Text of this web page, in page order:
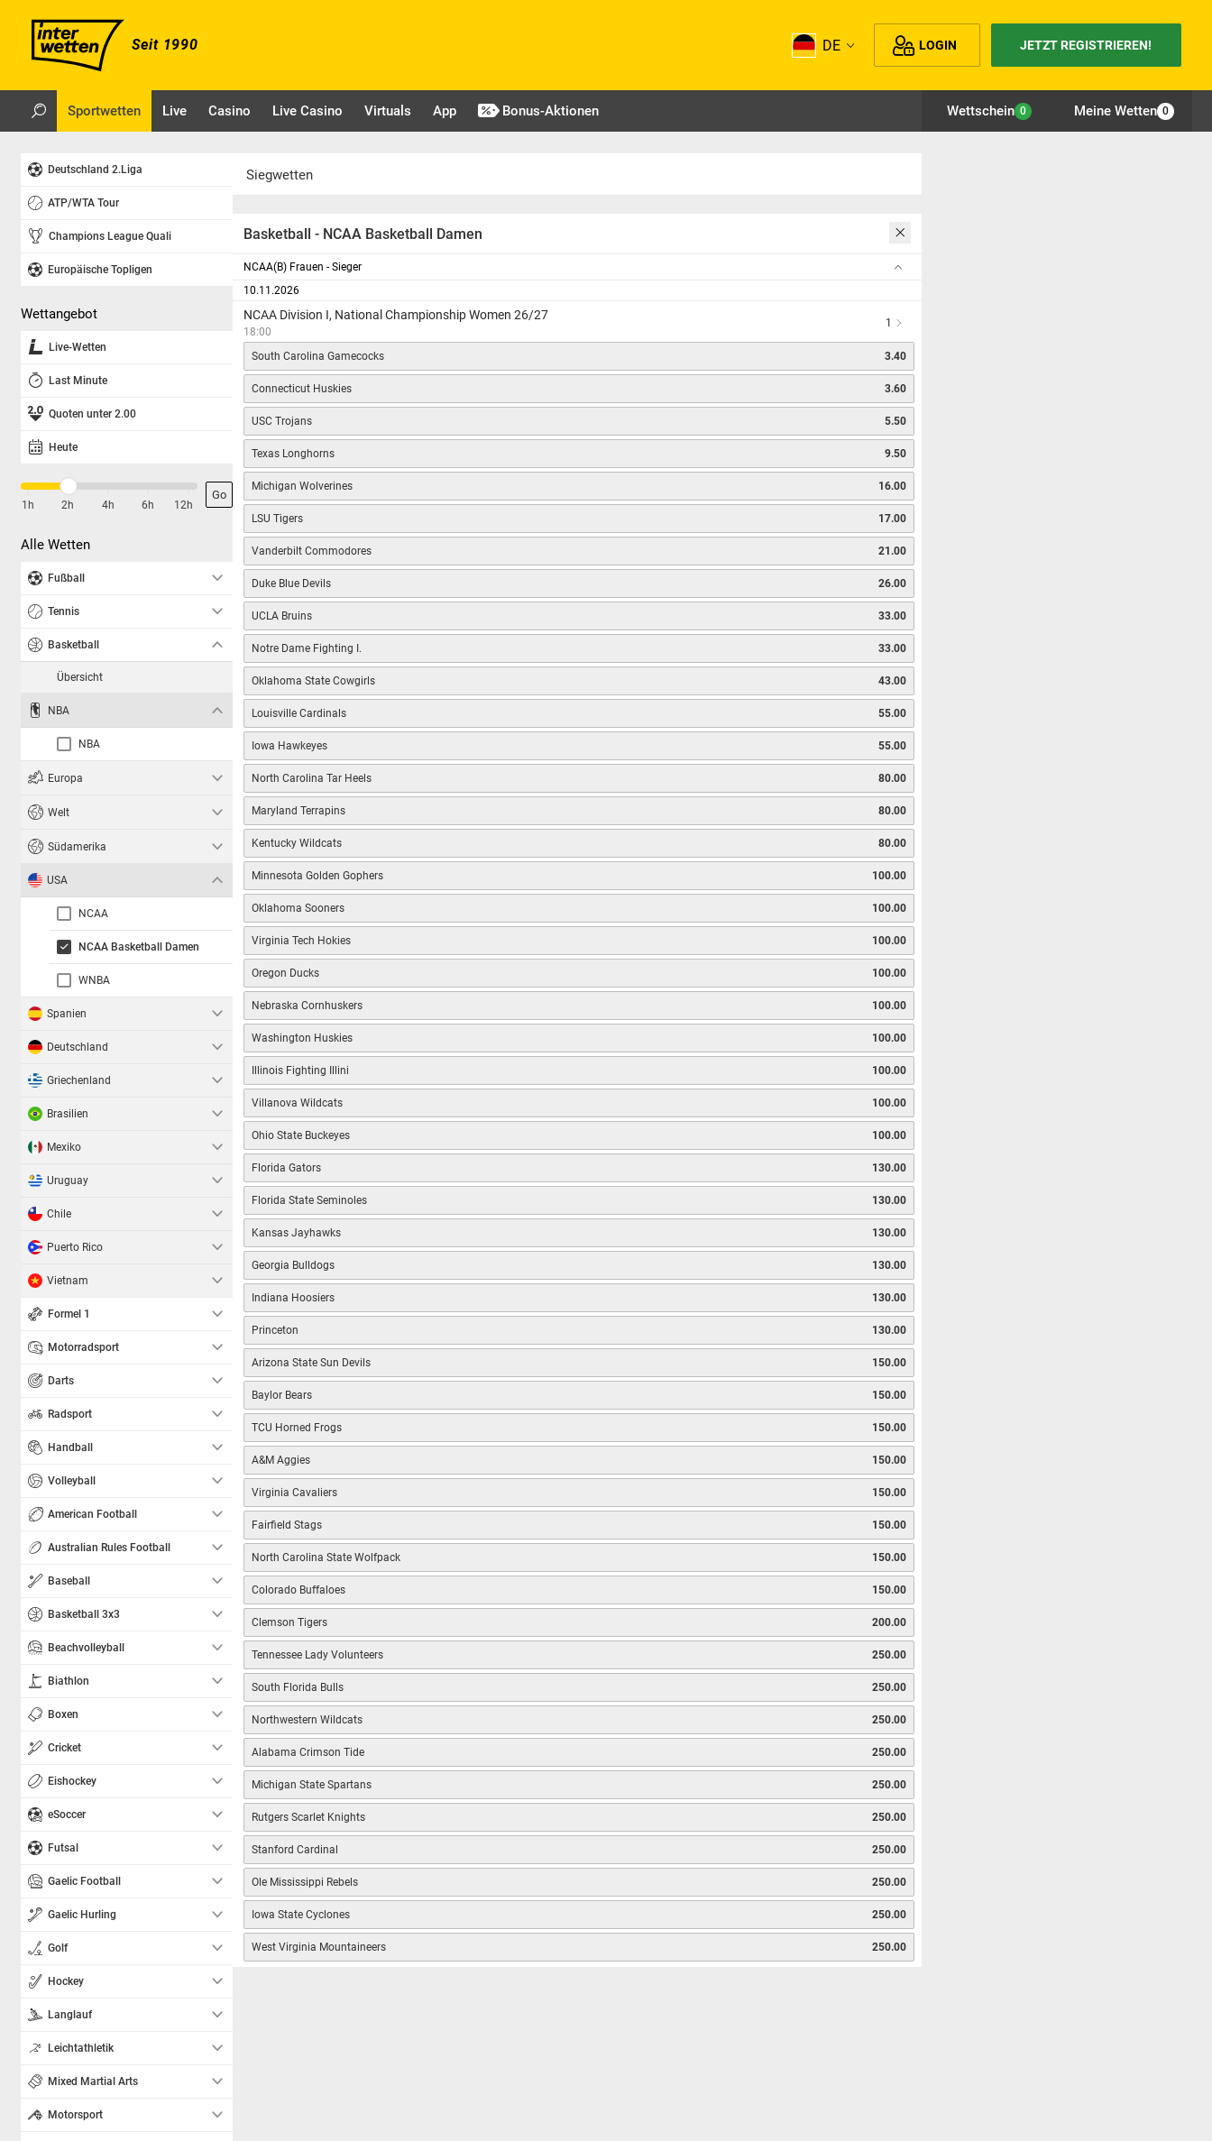
Seit 1990 DE LOGIN JETZT REGISTRIEREN!
Wettschein 0 Meine Wetten 0
Sportwetten Live Casino Live Casino Virtuals App Bonus-Aktionen
Deutschland 2.Liga
ATP/WTA Tour
Champions League Quali
Europäische Topligen
Wettangebot
Live-Wetten
Last Minute
Quoten unter 2.00
Heute
|
1h 2h 4h 6h 12h
Go
Alle Wetten
Fußball
Tennis
Basketball
Übersicht
NBA
NBA
Europa
Welt
Südamerika
USA
NCAA
NCAA Basketball Damen
WNBA
Spanien
Deutschland
Griechenland
Brasilien
Mexiko
Uruguay
Chile
Puerto Rico
Vietnam
Formel 1
Motorradsport
Darts
Radsport
Handball
Volleyball
American Football
Australian Rules Football
Baseball
Basketball 3x3
Beachvolleyball
Biathlon
Boxen
Cricket
Eishockey
eSoccer
Futsal
Gaelic Football
Gaelic Hurling
Golf
Hockey
Langlauf
Leichtathletik
Mixed Martial Arts
Motorsport
Siegwetten
Basketball - NCAA Basketball Damen
NCAA(B) Frauen - Sieger
10.11.2026
NCAA Division I, National Championship Women 26/27
18:00
1
South Carolina Gamecocks 3.40
Connecticut Huskies 3.60
USC Trojans 5.50
Texas Longhorns 9.50
Michigan Wolverines 16.00
LSU Tigers 17.00
Vanderbilt Commodores 21.00
Duke Blue Devils 26.00
UCLA Bruins 33.00
Notre Dame Fighting I. 33.00
Oklahoma State Cowgirls 43.00
Louisville Cardinals 55.00
Iowa Hawkeyes 55.00
North Carolina Tar Heels 80.00
Maryland Terrapins 80.00
Kentucky Wildcats 80.00
Minnesota Golden Gophers 100.00
Oklahoma Sooners 100.00
Virginia Tech Hokies 100.00
Oregon Ducks 100.00
Nebraska Cornhuskers 100.00
Washington Huskies 100.00
Illinois Fighting Illini 100.00
Villanova Wildcats 100.00
Ohio State Buckeyes 100.00
Florida Gators 130.00
Florida State Seminoles 130.00
Kansas Jayhawks 130.00
Georgia Bulldogs 130.00
Indiana Hoosiers 130.00
Princeton 130.00
Arizona State Sun Devils 150.00
Baylor Bears 150.00
TCU Horned Frogs 150.00
A&M Aggies 150.00
Virginia Cavaliers 150.00
Fairfield Stags 150.00
North Carolina State Wolfpack 150.00
Colorado Buffaloes 150.00
Clemson Tigers 200.00
Tennessee Lady Volunteers 250.00
South Florida Bulls 250.00
Northwestern Wildcats 250.00
Alabama Crimson Tide 250.00
Michigan State Spartans 250.00
Rutgers Scarlet Knights 250.00
Stanford Cardinal 250.00
Ole Mississippi Rebels 250.00
Iowa State Cyclones 250.00
West Virginia Mountaineers 250.00